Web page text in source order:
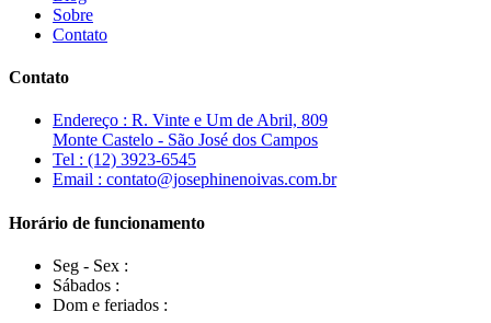
Sobre
Contato
Contato
Endereço : R. Vinte e Um de Abril, 809
Monte Castelo - São José dos Campos
Tel : (12) 3923-6545
Email : contato@josephinenoivas.com.br
Horário de funcionamento
Seg - Sex :
Sábados :
Dom e feriados :